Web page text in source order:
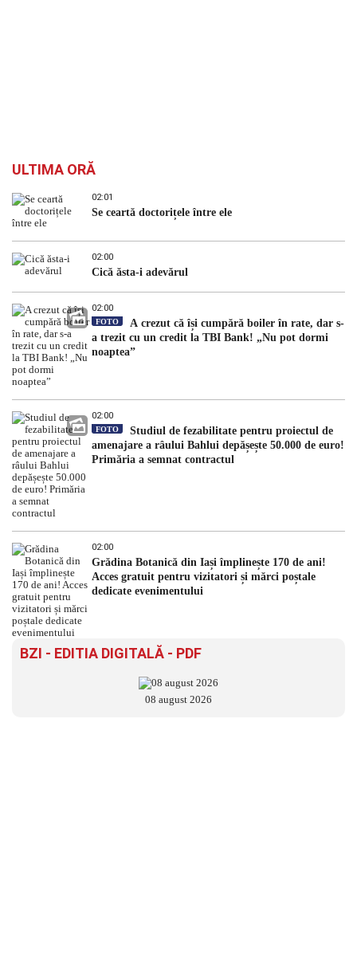
ULTIMA ORĂ
02:01
Se ceartă doctorițele între ele
02:00
Cică ăsta-i adevărul
02:00
FOTO
A crezut că își cumpără boiler în rate, dar s-
a trezit cu un credit la TBI Bank! „Nu pot dormi
noaptea”
02:00
FOTO
Studiul de fezabilitate pentru proiectul de
amenajare a râului Bahlui depășește 50.000 de euro!
Primăria a semnat contractul
02:00
Grădina Botanică din Iași împlinește 170 de ani!
Acces gratuit pentru vizitatori și mărci poștale
dedicate evenimentului
BZI - EDITIA DIGITALĂ - PDF
08 august 2026